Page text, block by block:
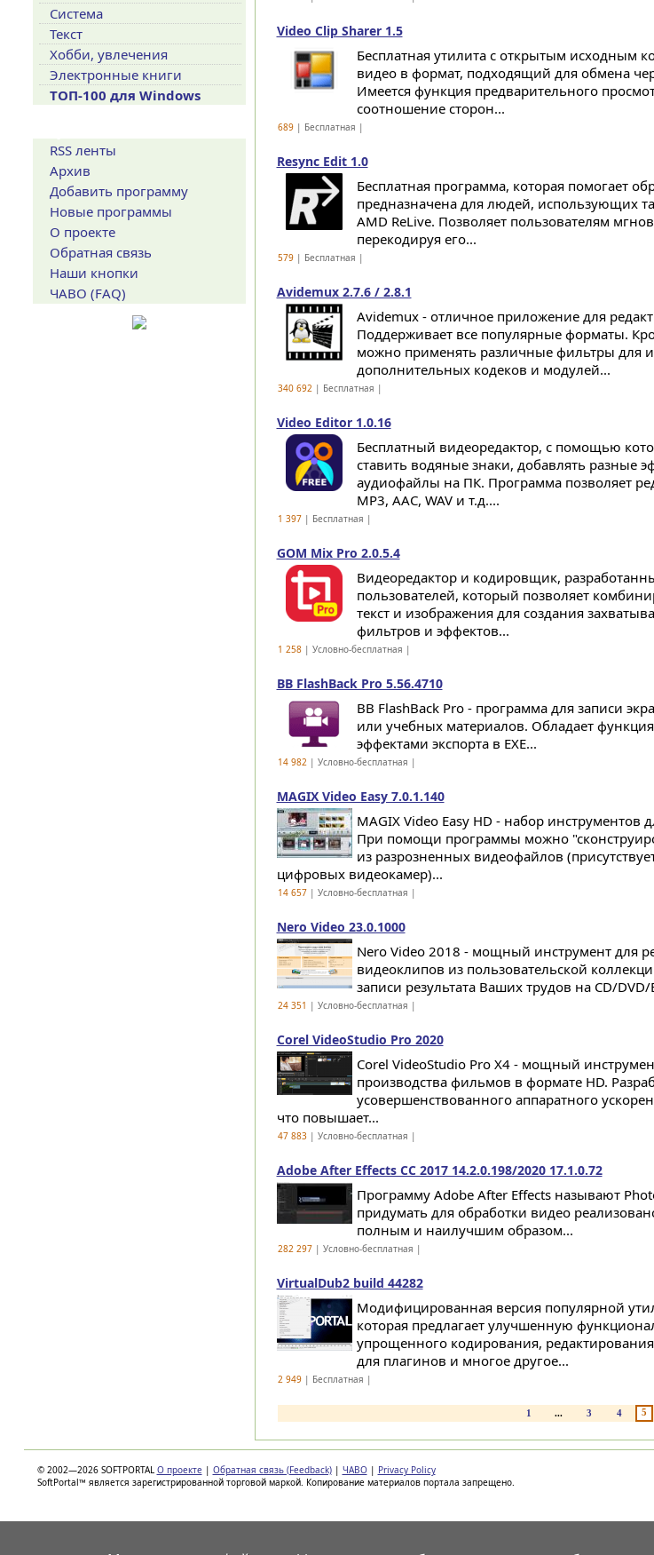
Video Clip Sharer 1.5
Бесплатная утилита с открытым исходным
видео в формат, подходящий для обмена
Имеется функция предварительного
соотношение сторон...
689| Бесплатная |
Resync Edit 1.0
Бесплатная программа, которая помогает
предназначена для людей, использующих
AMD ReLive. Позволяет пользователям
перекодируя его...
579| Бесплатная |
Avidemux 2.7.6 / 2.8.1
Avidemux - отличное приложение для
Поддерживает все популярные форматы.
можно применять различные фильтры для
дополнительных кодеков и модулей...
340 692| Бесплатная |
Video Editor 1.0.16
Бесплатный видеоредактор, с помощью
ставить водяные знаки, добавлять разные
аудиофайлы на ПК. Программа позволяет
MP3, AAC, WAV и т.д....
1 397| Бесплатная |
GOM Mix Pro 2.0.5.4
Видеоредактор и кодировщик,
пользователей, который позволяет
текст и изображения для создания
фильтров и эффектов...
1 258| Условно-бесплатная |
BB FlashBack Pro 5.56.4710
BB FlashBack Pro - программа для записи
или учебных материалов. Обладает
эффектами экспорта в EXE...
14 982| Условно-бесплатная |
MAGIX Video Easy 7.0.1.140
MAGIX Video Easy HD - набор
При помощи программы можно
из разрозненных видеофайлов
цифровых видеокамер)...
14 657| Условно-бесплатная |
Nero Video 23.0.1000
Nero Video 2018 - мощный инструмент для
видеоклипов из пользовательской
записи результата Ваших трудов на CD/
24 351 | Условно-бесплатная |
Corel VideoStudio Pro 2020
Corel VideoStudio Pro X4 - мощный
производства фильмов в формате HD.
усовершенствованного аппаратного
что повышает...
47 883| Условно-бесплатная |
Adobe After Effects CC 2017 14.2.0.198/2020 17.1.0.72
Программу Adobe After Effects называют
придумать для обработки видео
полным и наилучшим образом...
282 297| Условно-бесплатная |
VirtualDub2 build 44282
Модифицированная версия популярной
которая предлагает улучшенную
упрощенного кодирования,
для плагинов и многое другое...
2 949| Бесплатная |
1 ... 3 4 5
Система
Текст
Хобби, увлечения
Электронные книги
ТОП-100 для Windows
RSS ленты
Архив
Добавить программу
Новые программы
О проекте
Обратная связь
Наши кнопки
ЧАВО (FAQ)
© 2002—2026 SOFTPORTAL О проекте | Обратная связь (Feedback) | ЧАВО | Privacy Policy
SoftPortal™ является зарегистрированной торговой маркой. Копирование материалов портала запрещено.